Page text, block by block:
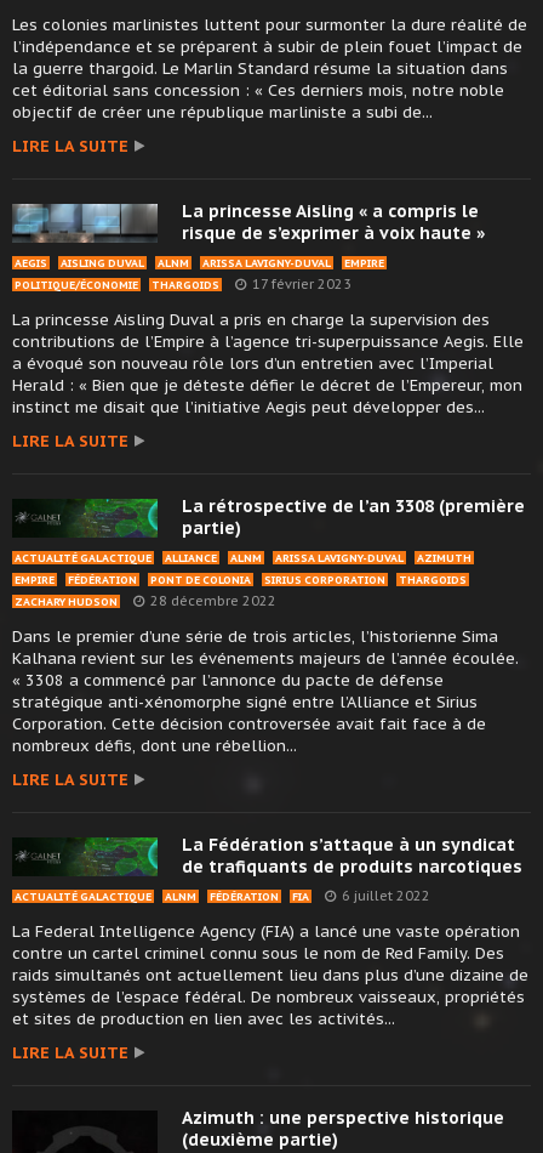
Les colonies marlinistes luttent pour surmonter la dure réalité de
l’indépendance et se préparent à subir de plein fouet l’impact de
la guerre thargoid. Le Marlin Standard résume la situation dans
cet éditorial sans concession : « Ces derniers mois, notre noble
objectif de créer une république marliniste a subi de...
LIRE LA SUITE
La princesse Aisling « a compris le
risque de s’exprimer à voix haute »
AEGIS AISLING DUVAL ALNM ARISSA LAVIGNY-DUVAL
EMPIRE
POLITIQUE/ÉCONOMIE
THARGOIDS 17 février 2023
La princesse Aisling Duval a pris en charge la supervision des
contributions de l’Empire à l’agence tri-superpuissance Aegis. Elle
a évoqué son nouveau rôle lors d’un entretien avec l’Imperial
Herald : « Bien que je déteste défier le décret de l’Empereur, mon
instinct me disait que l’initiative Aegis peut développer des...
LIRE LA SUITE
La rétrospective de l’an 3308 (première
partie)
ACTUALITÉ GALACTIQUE ALLIANCE ALNM ARISSA LAVIGNY-DUVAL
AZIMUTH
EMPIRE
FÉDÉRATION PONT DE COLONIA SIRIUS CORPORATION
THARGOIDS
ZACHARY HUDSON
28 décembre 2022
Dans le premier d’une série de trois articles, l’historienne Sima
Kalhana revient sur les événements majeurs de l’année écoulée.
« 3308 a commencé par l’annonce du pacte de défense
stratégique anti-xénomorphe signé entre l’Alliance et Sirius
Corporation. Cette décision controversée avait fait face à de
nombreux défis, dont une rébellion...
LIRE LA SUITE
La Fédération s’attaque à un syndicat
de trafiquants de produits narcotiques
ACTUALITÉ GALACTIQUE ALNM FÉDÉRATION FIA 6 juillet 2022
La Federal Intelligence Agency (FIA) a lancé une vaste opération
contre un cartel criminel connu sous le nom de Red Family. Des
raids simultanés ont actuellement lieu dans plus d’une dizaine de
systèmes de l’espace fédéral. De nombreux vaisseaux, propriétés
et sites de production en lien avec les activités...
LIRE LA SUITE
Azimuth : une perspective historique
(deuxième partie)